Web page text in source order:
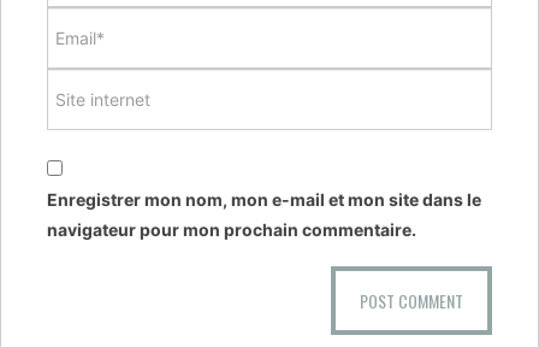
Enregistrer mon nom, mon e-mail et mon site dans le
navigateur pour mon prochain commentaire.